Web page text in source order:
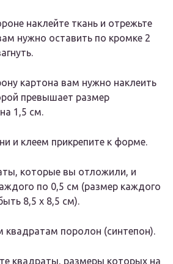
наклейте ткань и отрежьте
нужно оставить по кромке 2
картона вам нужно наклеить
превышает размер
1,5 см.
и клеем прикрепите к форме.
которые вы отложили, и
по 0,5 см (размер каждого
8,5 х 8,5 см).
квадратам поролон (синтепон).
квадраты, размеры которых на